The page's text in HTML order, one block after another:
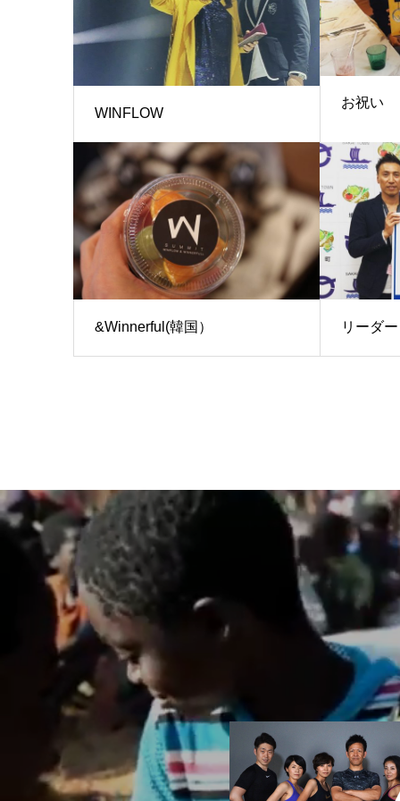
WINFLOW
お祝い
&Winnerful(韓国） リーダ